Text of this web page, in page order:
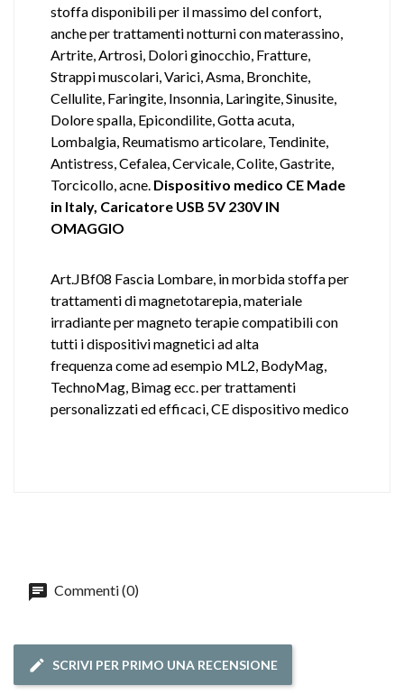
stoffa disponibili per il massimo del confort,
anche per trattamenti notturni con materassino,
Artrite, Artrosi, Dolori ginocchio, Fratture,
Strappi muscolari, Varici, Asma, Bronchite,
Cellulite, Faringite, Insonnia, Laringite, Sinusite,
Dolore spalla, Epicondilite, Gotta acuta,
Lombalgia, Reumatismo articolare, Tendinite,
Antistress, Cefalea, Cervicale, Colite, Gastrite,
Torcicollo, acne. Dispositivo medico CE Made
in Italy, Caricatore USB 5V 230V IN
OMAGGIO
Art.JBf08 Fascia Lombare, in morbida stoffa per
trattamenti di magnetotarepia, materiale
irradiante per magneto terapie compatibili con
tutti i dispositivi magnetici ad alta
frequenzacome ad esempio ML2, BodyMag,
TechnoMag, Bimag ecc. per trattamenti
personalizzati ed efficaci, CE dispositivo medico
Commenti (0)
SCRIVI PER PRIMO UNA RECENSIONE